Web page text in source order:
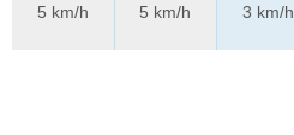
5 km/h
5 km/h
3 km/h